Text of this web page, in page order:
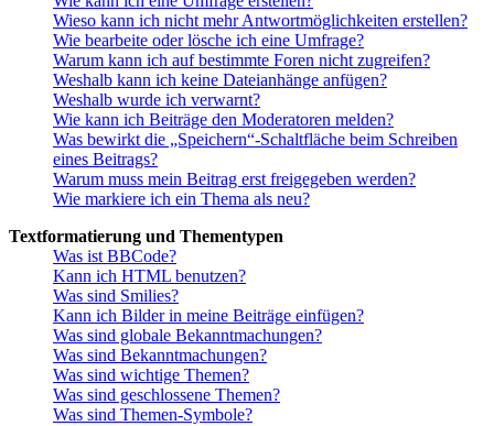
Wieso kann ich nicht mehr Antwortmöglichkeiten erstellen?
Wie bearbeite oder lösche ich eine Umfrage?
Warum kann ich auf bestimmte Foren nicht zugreifen?
Weshalb kann ich keine Dateianhänge anfügen?
Weshalb wurde ich verwarnt?
Wie kann ich Beiträge den Moderatoren melden?
Was bewirkt die „Speichern“-Schaltfläche beim Schreiben
eines Beitrags?
Warum muss mein Beitrag erst freigegeben werden?
Wie markiere ich ein Thema als neu?
Textformatierung und Thementypen
Was ist BBCode?
Kann ich HTML benutzen?
Was sind Smilies?
Kann ich Bilder in meine Beiträge einfügen?
Was sind globale Bekanntmachungen?
Was sind Bekanntmachungen?
Was sind wichtige Themen?
Was sind geschlossene Themen?
Was sind Themen-Symbole?